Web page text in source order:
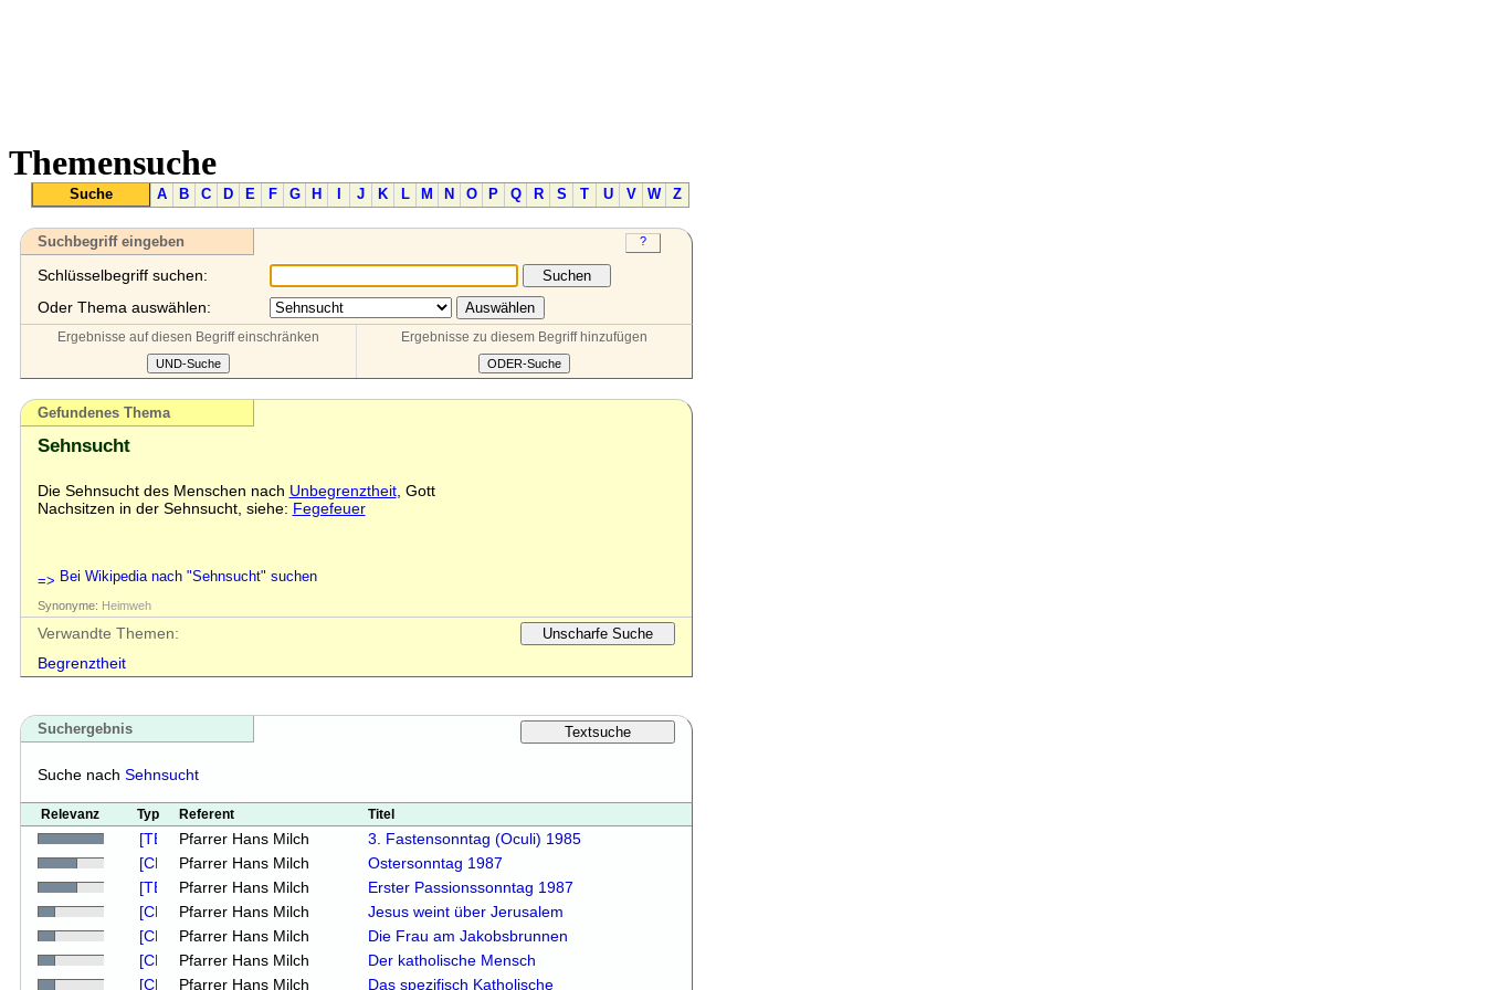
Themensuche
Suche A B C D E F G H J K L M N O P Q R S T U V W Z
Suchbegriff eingeben
Schlüsselbegriff suchen:
Oder Thema auswählen:
Ergebnisse auf diesen Begriff einschränken Ergebnisse zu diesem Begriff hinzufügen
Gefundenes Thema
Sehnsucht
Die Sehnsucht des Menschen nach Unbegrenztheit, Gott
Nachsitzen in der Sehnsucht, siehe: Fegefeuer
Bei Wikipedia nach "Sehnsucht" suchen
Synonyme: Heimweh
Verwandte Themen:
Begrenztheit
Suchergebnis
Suche nach Sehnsucht
Relevanz Typ Referent Titel
Pfarrer Hans Milch
3. Fastensonntag (Oculi) 1985
Pfarrer Hans Milch
Ostersonntag 1987
Pfarrer Hans Milch
Erster Passionssonntag 1987
Pfarrer Hans Milch
Jesus weint über Jerusalem
Pfarrer Hans Milch
Die Frau am Jakobsbrunnen
Pfarrer Hans Milch
Der katholische Mensch
Pfarrer Hans Milch
Das spezifisch Katholische